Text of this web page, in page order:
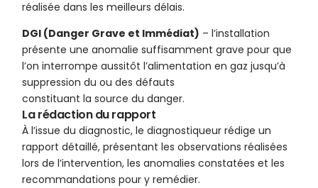
réalisée dans les meilleurs délais.
DGI (Danger Grave et Immédiat) – l’installation
présente une anomalie suffisamment grave pour que
l’on interrompe aussitôt l’alimentation en gaz jusqu’à
suppression du ou des défauts
constituant la source du danger.
La rédaction du rapport
À l’issue du diagnostic, le diagnostiqueur rédige un
rapport détaillé, présentant les observations réalisées
lors de l’intervention, les anomalies constatées et les
recommandations pour y remédier.